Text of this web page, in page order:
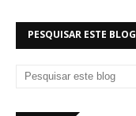
PESQUISAR ESTE BLOG